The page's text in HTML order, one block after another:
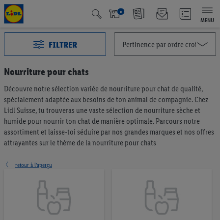
x
MENU
Nourriture pour chats
Découvre notre sélection variée de nourriture pour chat de qualité,
spécialement adaptée aux besoins de ton animal de compagnie. Chez
Lidl Suisse, tu trouveras une vaste sélection de nourriture sèche et
humide pour nourrir ton chat de manière optimale. Parcours notre
assortiment et laisse-toi séduire par nos grandes marques et nos offres
attrayantes sur le thème de la nourriture pour chats
retour à l’aperçu
FILTRER
Toutes les catégories 3010
Action
136
Qualité Suisse
440
Fairtrade 40
Les meilleurs dans leur catégorie 66
Végétalien et végétarien
Fruits et légumes
Pain & pâtisseries
Müesli & tartinables
Café & thé
73